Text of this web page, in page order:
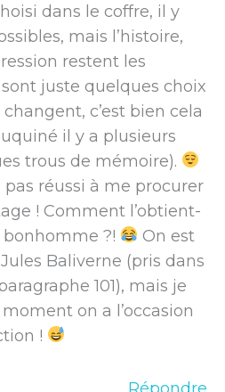
dans le coffre, il y
mais l’histoire,
restent les
juste quelques choix
c’est bien cela
il y a plusieurs
trous de mémoire).
pas réussi à me procurer
! Comment l’obtient-
?!
On est
Baliverne (pris dans
101), mais je
on a l’occasion
!